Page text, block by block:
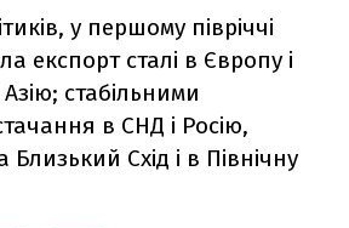
у першому півріччі
експорт сталі в Європу і
стабільними
в СНД і Росію,
Схід і в Північну